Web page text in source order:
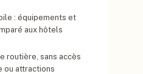
: équipements et
aux hôtels
routière, sans accès
ou attractions